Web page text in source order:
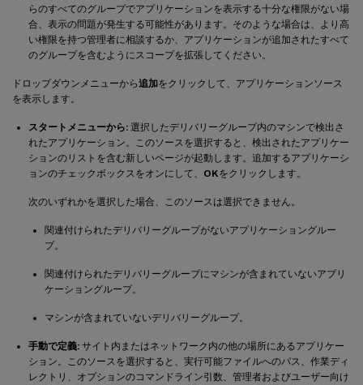
らのすべてのグループでアプリケーションを表示する十分な権限がない場
合、表示の問題が発生する可能性があります。そのような場合は、より高
い権限を持つ管理者に相談するか、アプリケーションが追加されたすべて
のグループを含むようにスコープを拡張してください。
ドロップダウンメニューから追加をクリックして、アプリケーションソース
を表示します。
スタートメニューから: 選択したデリバリーグループ内のマシンで検出さ
れたアプリケーション。このソースを選択すると、検出されたアプリケー
ションのリストを含む新しいページが起動します。追加するアプリケーシ
ョンのチェックボックスをオンにして、 OKをクリックします。
次のいずれかを選択した場合、このソースは選択できません。
関連付けられたデリバリーグループがないアプリケーショングルー
プ。
関連付けられたデリバリーグループにマシンが含まれていないアプリ
ケーショングループ。
マシンが含まれていないデリバリーグループ。
手動で定義: サイト内またはネットワーク内の他の場所にあるアプリケー
ション。このソースを選択すると、実行可能ファイルへのパス、作業ディ
レクトリ、オプションのコマンドライン引数、管理者およびユーザー向け